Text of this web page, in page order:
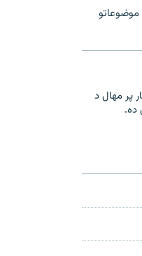
موضوعاتو
سره د کار پر مهال د
ده.